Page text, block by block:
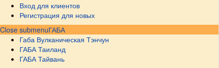
Вход для клиентов
Регистрация для новых
Close submenuГАБА
Габа Вулканическая Тэнчун
ГАБА Таиланд
ГАБА Тайвань